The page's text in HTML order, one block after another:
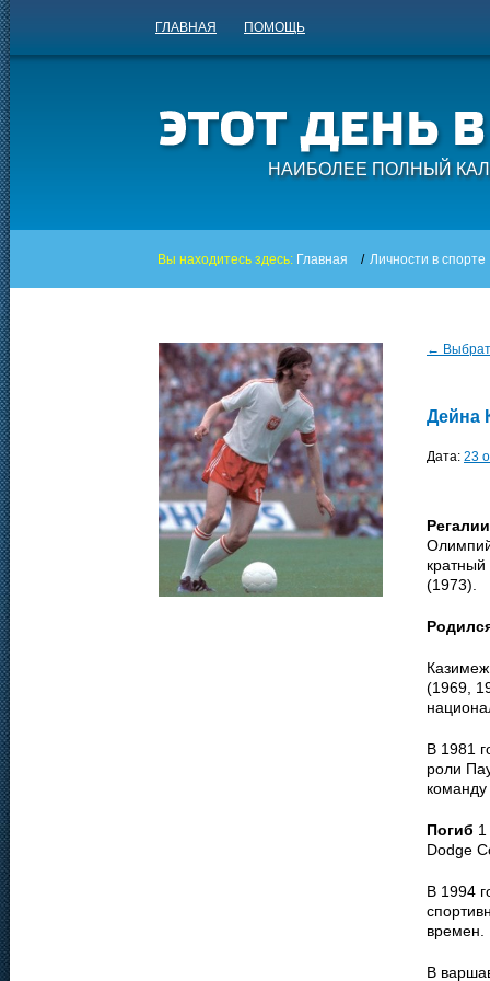
ГЛАВНАЯ ПОМОЩЬ
НАИБОЛЕЕ ПОЛНЫЙ
Вы находитесь здесь: Главная / Личности в спорте
←
Дейна
Дата: 23
(1973).
(1969,
В 1981
роли
Погиб
Dodge
В 1994
времен.
В